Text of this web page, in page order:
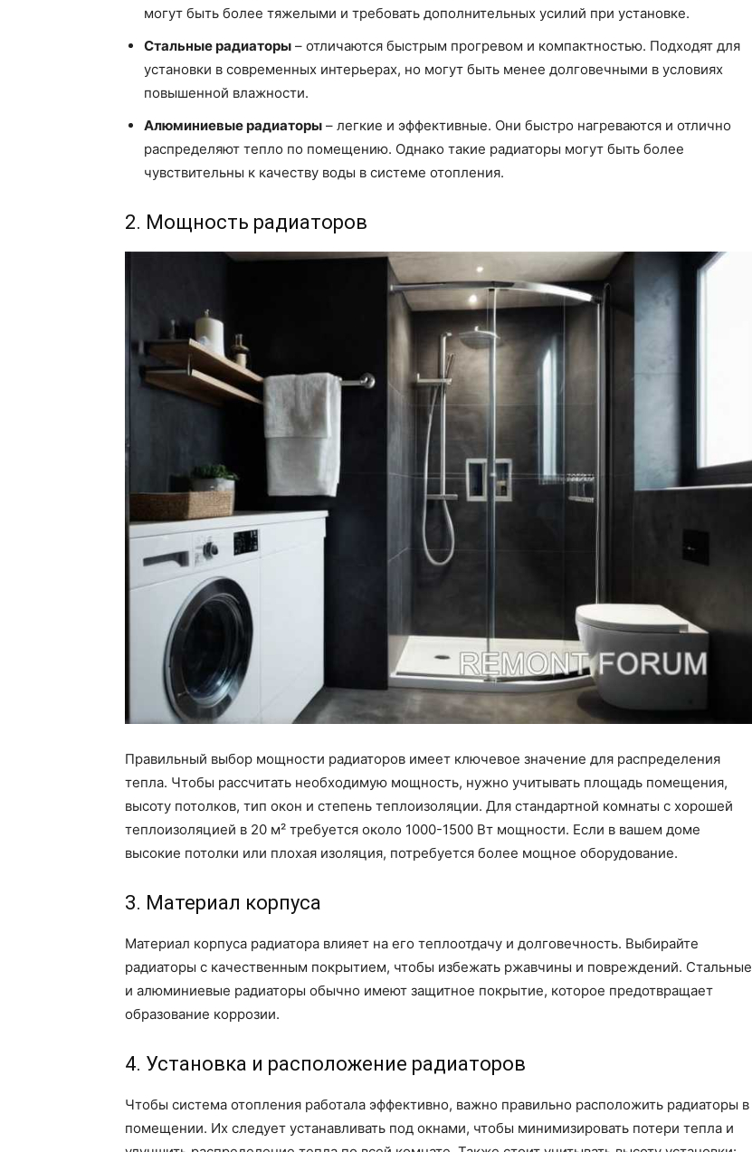
могут быть более тяжелыми и требовать дополнительных усилий при установке.
Стальные радиаторы – отличаются быстрым прогревом и компактностью. Подходят для
установки в современных интерьерах, но могут быть менее долговечными в условиях
повышенной влажности.
Алюминиевые радиаторы – легкие и эффективные. Они быстро нагреваются и отлично
распределяют тепло по помещению. Однако такие радиаторы могут быть более
чувствительны к качеству воды в системе отопления.
2. Мощность радиаторов
Правильный выбор мощности радиаторов имеет ключевое значение для распределения
тепла. Чтобы рассчитать необходимую мощность, нужно учитывать площадь помещения,
высоту потолков, тип окон и степень теплоизоляции. Для стандартной комнаты с хорошей
теплоизоляцией в 20 м² требуется около 1000-1500 Вт мощности. Если в вашем доме
высокие потолки или плохая изоляция, потребуется более мощное оборудование.
3. Материал корпуса
Материал корпуса радиатора влияет на его теплоотдачу и долговечность. Выбирайте
радиаторы с качественным покрытием, чтобы избежать ржавчины и повреждений. Стальные
и алюминиевые радиаторы обычно имеют защитное покрытие, которое предотвращает
образование коррозии.
4. Установка и расположение радиаторов
Чтобы система отопления работала эффективно, важно правильно расположить радиаторы в
помещении. Их следует устанавливать под окнами, чтобы минимизировать потери тепла и